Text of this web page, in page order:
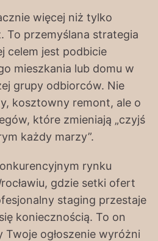
więcej niż tylko
To przemyślana strategia
celem jest podbicie
mieszkania lub domu w
grupy odbiorców. Nie
kosztowny remont, ale o
które zmieniają „czyjś
każdy marzy”.
rynku
gdzie setki ofert
staging przestaje
koniecznością. To on
ogłoszenie wyróżni